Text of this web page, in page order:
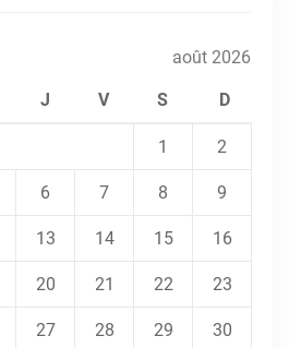
août 2026
J V S D
1 2
6 7 8 9
13 14 15 16
20 21 22 23
27 28 29 30